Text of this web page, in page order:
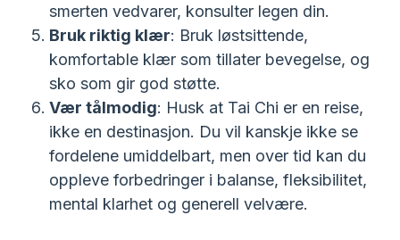
smerten vedvarer, konsulter legen din.
Bruk riktig klær: Bruk løstsittende,
komfortable klær som tillater bevegelse, og
sko som gir god støtte.
Vær tålmodig: Husk at Tai Chi er en reise,
ikke en destinasjon. Du vil kanskje ikke se
fordelene umiddelbart, men over tid kan du
oppleve forbedringer i balanse, fleksibilitet,
mental klarhet og generell velvære.